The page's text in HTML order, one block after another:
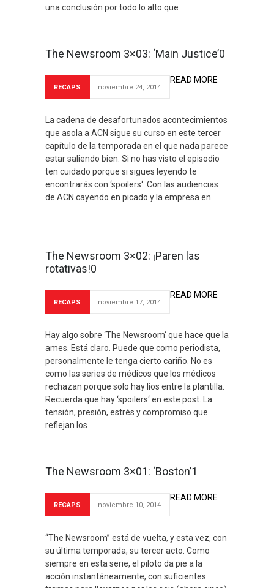
una conclusión por todo lo alto que
The Newsroom 3×03: ‘Main Justice’0
RECAPS noviembre 24, 2014
La cadena de desafortunados acontecimientos
que asola a ACN sigue su curso en este tercer
capítulo de la temporada en el que nada parece
estar saliendo bien. Si no has visto el episodio
ten cuidado porque si sigues leyendo te
encontrarás con ‘spoilers‘. Con las audiencias
de ACN cayendo en picado y la empresa en
READ MORE
The Newsroom 3×02: ¡Paren las
rotativas!0
RECAPS noviembre 17, 2014
Hay algo sobre ‘The Newsroom‘ que hace que la
ames. Está claro. Puede que como periodista,
personalmente le tenga cierto cariño. No es
como las series de médicos que los médicos
rechazan porque solo hay líos entre la plantilla.
Recuerda que hay ‘spoilers‘ en este post. La
tensión, presión, estrés y compromiso que
reflejan los
READ MORE
The Newsroom 3×01: ‘Boston’1
RECAPS noviembre 10, 2014
“The Newsroom” está de vuelta, y esta vez, con
su última temporada, su tercer acto. Como
siempre en esta serie, el piloto da pie a la
acción instantáneamente, con suficientes
READ MORE